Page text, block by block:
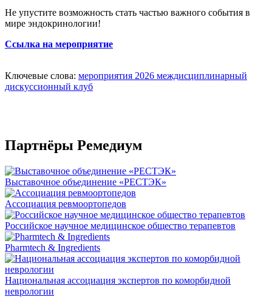
Не упустите возможность стать частью важного события в
мире эндокринологии!
Ссылка на мероприятие
Ключевые слова: мероприятия 2026 междисциплинарный
дискуссионный клуб
Партнёры Ремедиум
Выставочное объединение «РЕСТЭК»
Ассоциация ревмоортопедов
Российское научное медицинское общество терапевтов
Pharmtech & Ingredients
Национальная ассоциация экспертов по коморбидной
неврологии